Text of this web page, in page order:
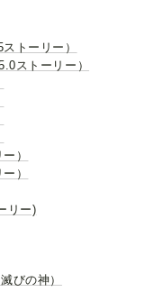
トーリー）
ストーリー）
）
）
リー)
びの神）